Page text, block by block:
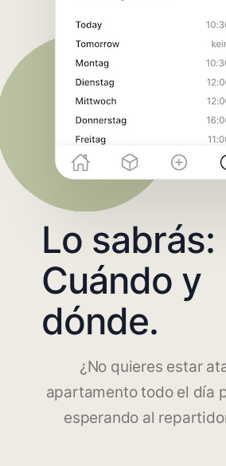
Lo sabrás:
Cuándo y
dónde.
¿No quieres estar
apartamento todo el día
esperando al